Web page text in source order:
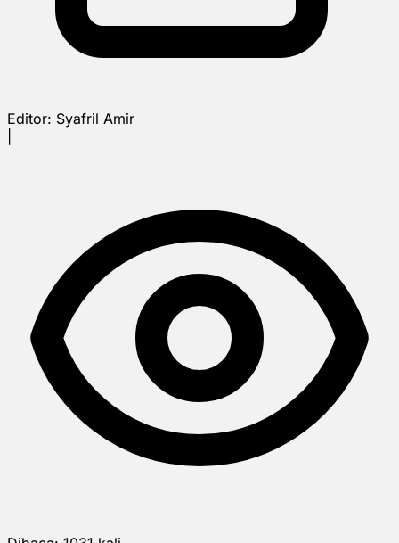
Editor: Syafril Amir